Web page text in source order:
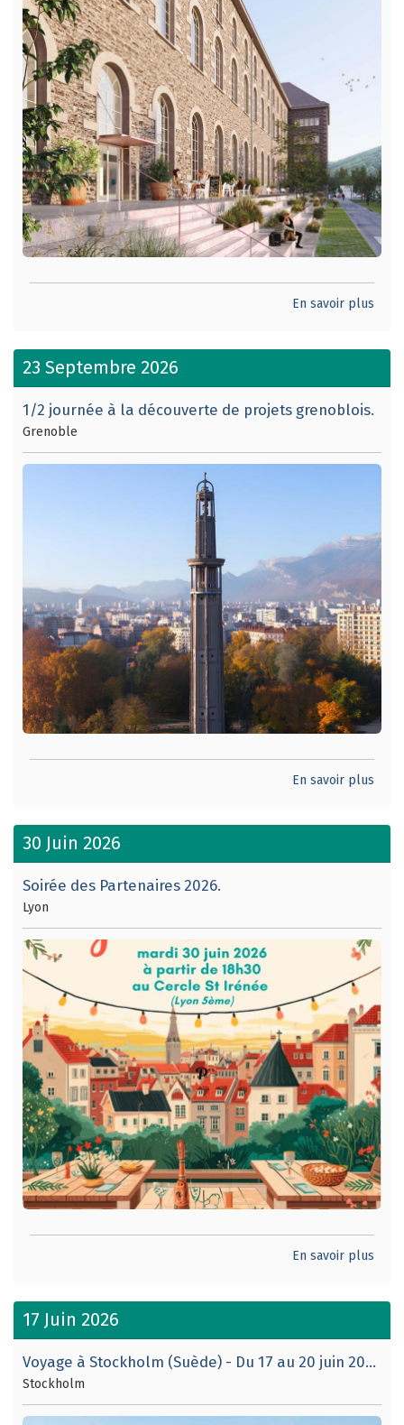
En savoir plus
23 Septembre 2026
1/2 journée à la découverte de projets grenoblois.
Grenoble
En savoir plus
30 Juin 2026
Soirée des Partenaires 2026.
Lyon
En savoir plus
17 Juin 2026
Voyage à Stockholm (Suède) - Du 17 au 20 juin 2026.
Stockholm